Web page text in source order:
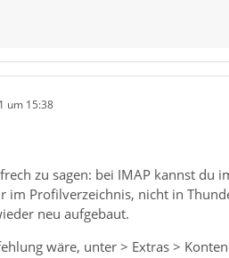
um 15:38
zu sagen: bei IMAP kannst du
im Profilverzeichnis, nicht in
neu aufgebaut.
wäre, unter > Extras >